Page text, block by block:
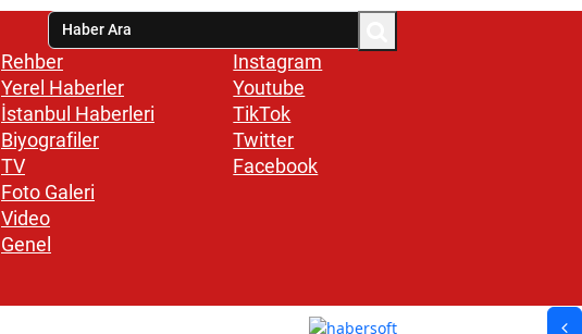
Rehber
Yerel Haberler
İstanbul Haberleri
Biyografiler
TV
Foto Galeri
Video
Genel
Instagram
Youtube
TikTok
Twitter
Facebook